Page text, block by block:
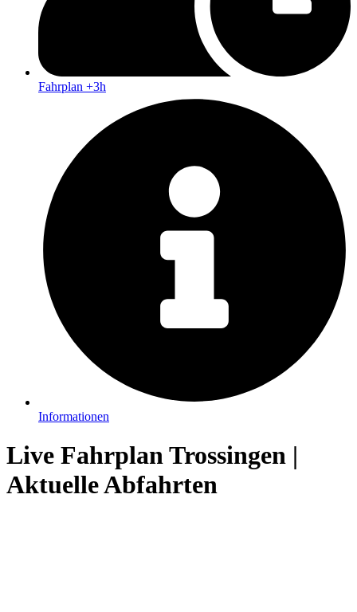
Fahrplan +3h
Informationen
Live Fahrplan Trossingen |
Aktuelle Abfahrten